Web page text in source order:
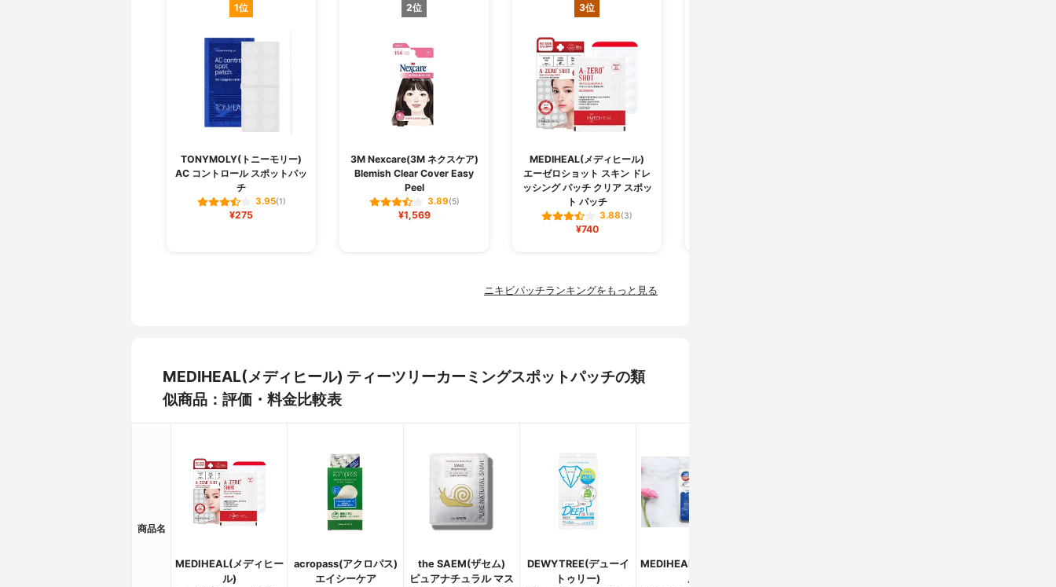
1位
TONYMOLY(トニーモリー)
AC コントロール スポットパッ
チ
3.95(1)
¥275
2位
3M Nexcare(3M ネクスケア)
Blemish Clear Cover Easy
Peel
3.89(5)
¥1,569
3位
MEDIHEAL(メディヒール)
エーゼロショット スキン ドレ
ッシング パッチ クリア スポッ
ト パッチ
3.88(3)
¥740
ニキビパッチランキングをもっと見る
MEDIHEAL(メディヒール) ティーツリーカーミングスポットパッチの類
似商品：評価・料金比較表
商品名
MEDIHEAL(メディヒー
ル)
acropass(アクロパス)
エイシーケア
the SAEM(ザセム)
ピュアナチュラル マス
DEWYTREE(デューイ
トゥリー)
MEDIHEAL(メディヒー
ル)